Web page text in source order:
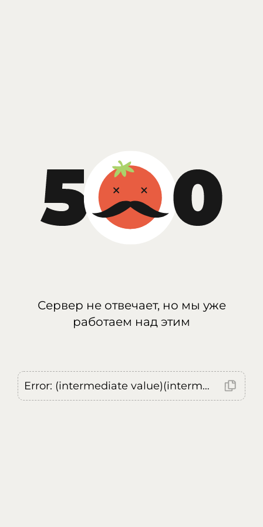
Сервер не отвечает, но мы уже
работаем над этим
Error: (intermediate value)(intermediate value)(intermediate value).replaceAll is not a function